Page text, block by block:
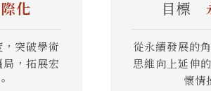
化
突破學術
，拓展宏
目標
從永續發展的
思維向上延伸
懷情